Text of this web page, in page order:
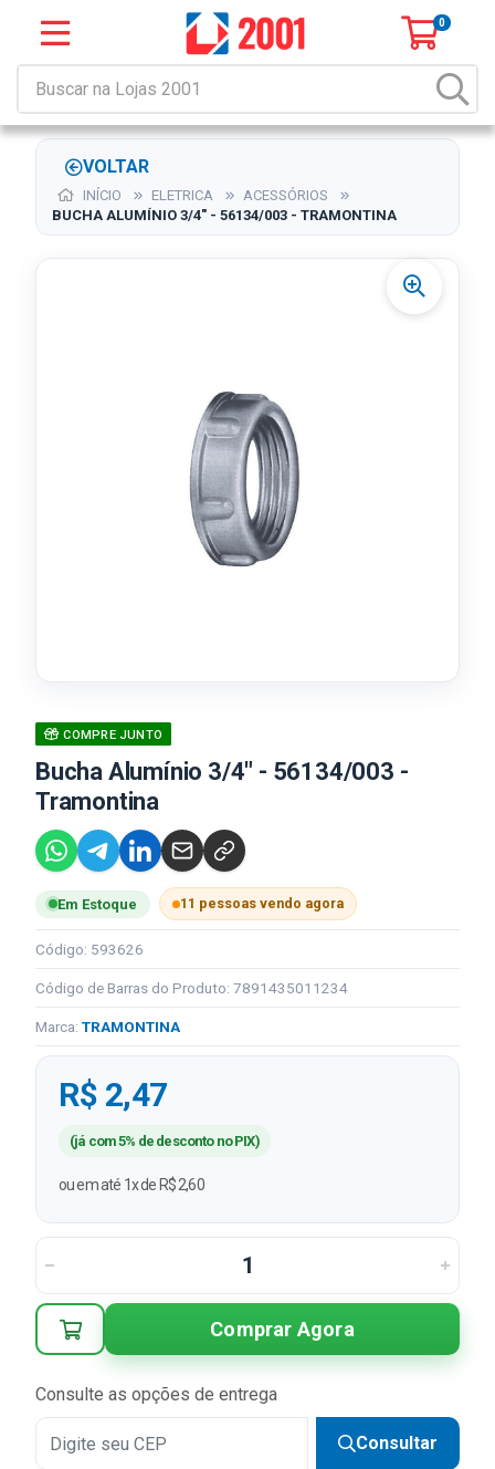
0
VOLTAR
INÍCIO ELETRICA
ACESSÓRIOS
BUCHA ALUMÍNIO 3/4" - 56134/003 - TRAMONTINA
COMPRE JUNTO
Bucha Alumínio 3/4" - 56134/003 -
Tramontina
Em Estoque 11 pessoas vendo agora
Código: 593626
Código de Barras do Produto: 7891435011234
Marca: TRAMONTINA
R$ 2,47
(já com 5% de desconto no PIX)
ou em até 1x de R$ 2,60
Comprar Agora
Consulte as opções de entrega
Consultar